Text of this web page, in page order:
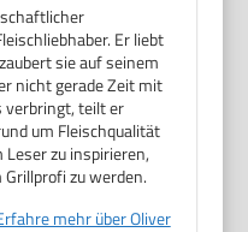
Er liebt
sie auf seinem
nicht gerade Zeit mit
verbringt, teilt er
um Fleischqualität
zu inspirieren,
zu werden.
mehr über Oliver